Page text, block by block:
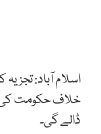
اسلام آباد:
خلاف حکومت کی
ڈالے گی۔